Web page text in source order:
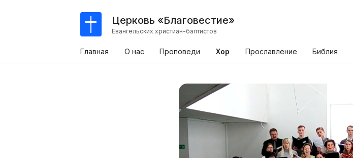
Церковь «Благовестие»
Евангельских христиан-баптистов
Главная О нас Проповеди Хор Прославление Библия